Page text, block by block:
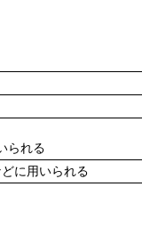
られる
に用いられる